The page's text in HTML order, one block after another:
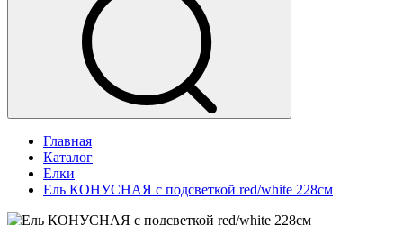
Главная
Каталог
Елки
Ель КОНУСНАЯ с подсветкой red/white 228см